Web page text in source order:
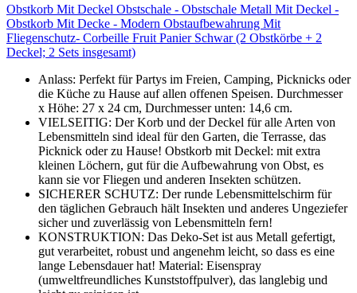
Obstkorb Mit Deckel Obstschale - Obstschale Metall Mit Deckel -
Obstkorb Mit Decke - Modern Obstaufbewahrung Mit
Fliegenschutz- Corbeille Fruit Panier Schwar (2 Obstkörbe + 2
Deckel; 2 Sets insgesamt)
Anlass: Perfekt für Partys im Freien, Camping, Picknicks oder
die Küche zu Hause auf allen offenen Speisen. Durchmesser
x Höhe: 27 x 24 cm, Durchmesser unten: 14,6 cm.
VIELSEITIG: Der Korb und der Deckel für alle Arten von
Lebensmitteln sind ideal für den Garten, die Terrasse, das
Picknick oder zu Hause! Obstkorb mit Deckel: mit extra
kleinen Löchern, gut für die Aufbewahrung von Obst, es
kann sie vor Fliegen und anderen Insekten schützen.
SICHERER SCHUTZ: Der runde Lebensmittelschirm für
den täglichen Gebrauch hält Insekten und anderes Ungeziefer
sicher und zuverlässig von Lebensmitteln fern!
KONSTRUKTION: Das Deko-Set ist aus Metall gefertigt,
gut verarbeitet, robust und angenehm leicht, so dass es eine
lange Lebensdauer hat! Material: Eisenspray
(umweltfreundliches Kunststoffpulver), das langlebig und